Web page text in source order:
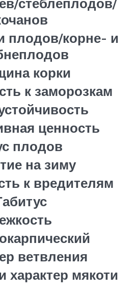
плодов/корне- и
корки
к заморозкам
ценность
плодов
на зиму
к вредителям
ветвления
характер мякоти